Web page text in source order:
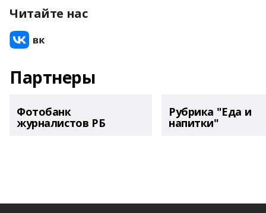
Читайте нас
Партнеры
Фотобанк
журналистов РБ
Рубрика "Еда и
напитки"